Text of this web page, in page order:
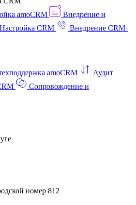
amoCRM
Внедрение и
Настройка CRM
Внедрение CRM-
amoCRM
Аудит
Сопровождение и
номер 812